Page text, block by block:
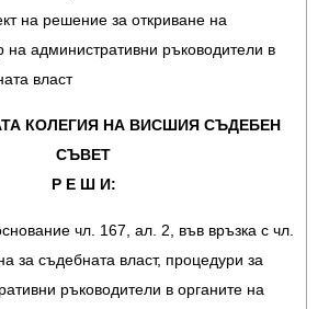
на решение за откриване на
на административни ръководители в
власт
КОЛЕГИЯ НА ВИСШИЯ СЪДЕБЕН
СЪВЕТ
Р Е Ш И:
чл. 167, ал. 2, във връзка с чл.
за съдебната власт, процедури за
ръководители в органите на